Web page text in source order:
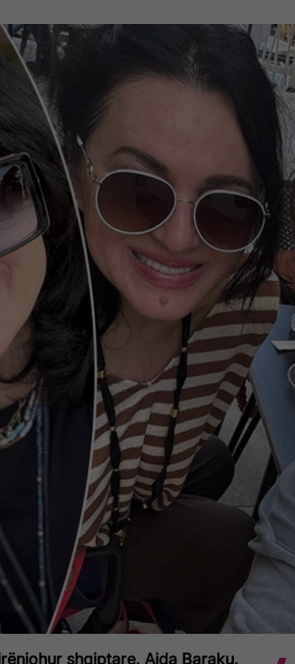
shqiptare, Aida Baraku,